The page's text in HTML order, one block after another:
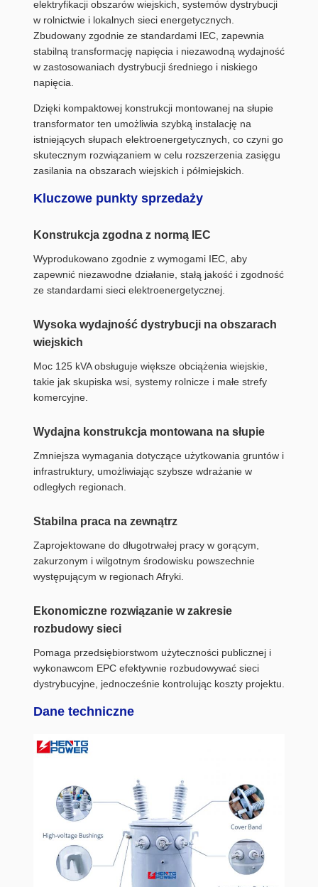
elektryfikacji obszarów wiejskich, systemów dystrybucji
w rolnictwie i lokalnych sieci energetycznych.
Zbudowany zgodnie ze standardami IEC, zapewnia
stabilną transformację napięcia i niezawodną wydajność
w zastosowaniach dystrybucji średniego i niskiego
napięcia.
Dzięki kompaktowej konstrukcji montowanej na słupie
transformator ten umożliwia szybką instalację na
istniejących słupach elektroenergetycznych, co czyni go
skutecznym rozwiązaniem w celu rozszerzenia zasięgu
zasilania na obszarach wiejskich i półmiejskich.
Kluczowe punkty sprzedaży
Konstrukcja zgodna z normą IEC
Wyprodukowano zgodnie z wymogami IEC, aby
zapewnić niezawodne działanie, stałą jakość i zgodność
ze standardami sieci elektroenergetycznej.
Wysoka wydajność dystrybucji na obszarach
wiejskich
Moc 125 kVA obsługuje większe obciążenia wiejskie,
takie jak skupiska wsi, systemy rolnicze i małe strefy
komercyjne.
Wydajna konstrukcja montowana na słupie
Zmniejsza wymagania dotyczące użytkowania gruntów i
infrastruktury, umożliwiając szybsze wdrażanie w
odległych regionach.
Stabilna praca na zewnątrz
Zaprojektowane do długotrwałej pracy w gorącym,
zakurzonym i wilgotnym środowisku powszechnie
występującym w regionach Afryki.
Ekonomiczne rozwiązanie w zakresie
rozbudowy sieci
Pomaga przedsiębiorstwom użyteczności publicznej i
wykonawcom EPC efektywnie rozbudowywać sieci
dystrybucyjne, jednocześnie kontrolując koszty projektu.
Dane techniczne